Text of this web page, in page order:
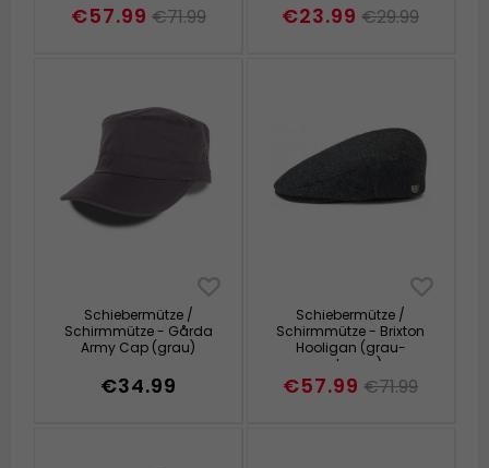
€57.99 €71.99 €23.99 €29.99
Schiebermütze /
Schirmmütze - Gårda
Army Cap (grau)
€34.99
Schiebermütze /
Schirmmütze - Brixton
Hooligan (grau-
schwarz)
€57.99 €71.99